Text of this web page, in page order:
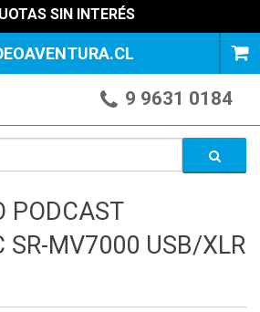
SIN INTERÉS
9 9631 0184
PODCAST
SR-MV7000 USB/XLR